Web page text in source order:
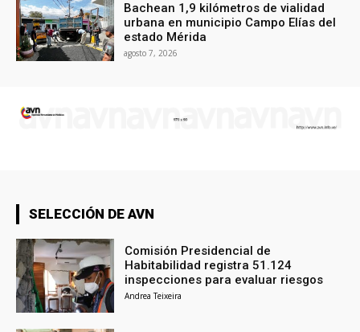
Bachean 1,9 kilómetros de vialidad
urbana en municipio Campo Elías del
estado Mérida
agosto 7, 2026
SELECCIÓN DE AVN
Comisión Presidencial de
Habitabilidad registra 51.124
inspecciones para evaluar riesgos
Andrea Teixeira